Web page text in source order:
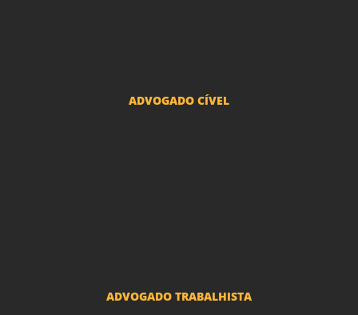
ADVOGADO CÍVEL
ADVOGADO TRABALHISTA